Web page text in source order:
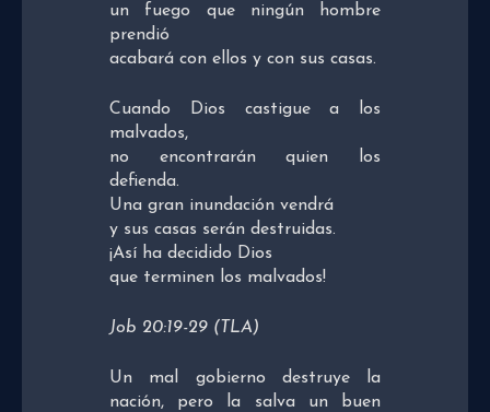
un fuego que ningún hombre
prendió
acabará con ellos y con sus casas.
Cuando Dios castigue a los
malvados,
no encontrarán quien los
defienda.
Una gran inundación vendrá
y sus casas serán destruidas.
¡Así ha decidido Dios
que terminen los malvados!
Job 20:19-29 (TLA)
Un mal gobierno destruye la
nación, pero la salva un buen